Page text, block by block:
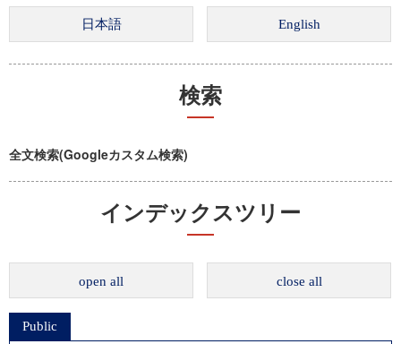
検索
全文検索(Googleカスタム検索)
インデックスツリー
open all close all
Public